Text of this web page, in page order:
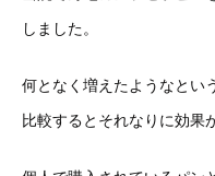
しました。
何となく増えたようなとい
比較するとそれなりに効果